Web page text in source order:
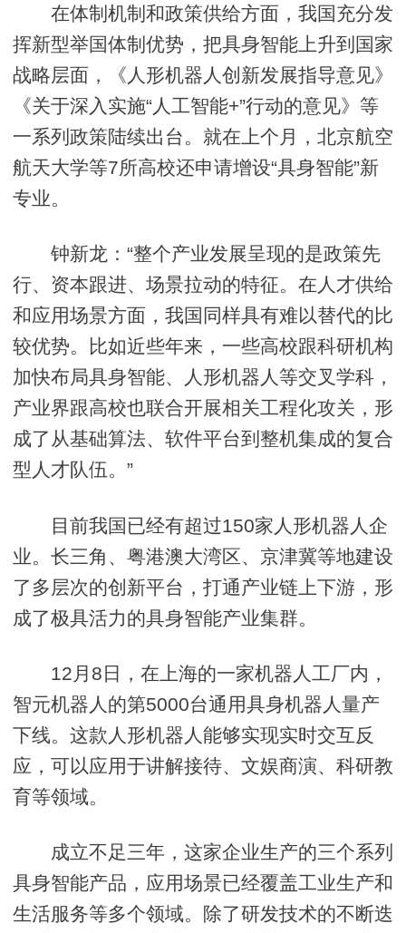
在体制机制和政策供给方面，我国充分发
挥新型举国体制优势，把具身智能上升到国家
战略层面，《人形机器人创新发展指导意见》
《关于深入实施“人工智能+”行动的意见》等
一系列政策陆续出台。就在上个月，北京航空
航天大学等7所高校还申请增设“具身智能”新
专业。
钟新龙：“整个产业发展呈现的是政策先
行、资本跟进、场景拉动的特征。在人才供给
和应用场景方面，我国同样具有难以替代的比
较优势。比如近些年来，一些高校跟科研机构
加快布局具身智能、人形机器人等交叉学科，
产业界跟高校也联合开展相关工程化攻关，形
成了从基础算法、软件平台到整机集成的复合
型人才队伍。”
目前我国已经有超过150家人形机器人企
业。长三角、粤港澳大湾区、京津冀等地建设
了多层次的创新平台，打通产业链上下游，形
成了极具活力的具身智能产业集群。
12月8日，在上海的一家机器人工厂内，
智元机器人的第5000台通用具身机器人量产
下线。这款人形机器人能够实现实时交互反
应，可以应用于讲解接待、文娱商演、科研教
育等领域。
成立不足三年，这家企业生产的三个系列
具身智能产品，应用场景已经覆盖工业生产和
生活服务等多个领域。除了研发技术的不断迭